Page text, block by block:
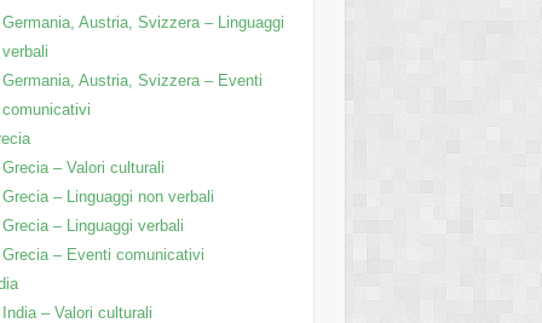
Germania, Austria, Svizzera – Linguaggi
verbali
Germania, Austria, Svizzera – Eventi
comunicativi
Grecia – Valori culturali
Grecia – Linguaggi non verbali
Grecia – Linguaggi verbali
Grecia – Eventi comunicativi
India – Valori culturali